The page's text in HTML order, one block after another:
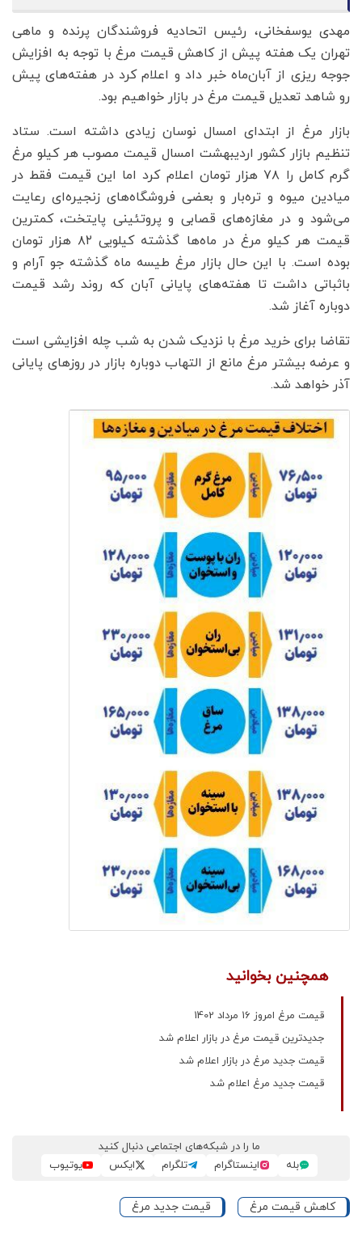
مهدی یوسفخانی، رئیس اتحادیه فروشندگان پرنده و ماهی
تهران یک هفته پیش از کاهش قیمت مرغ با توجه به افزایش
جوجه ریزی از آبان‌ماه خبر داد و اعلام کرد در هفته‌های پیش‌
رو شاهد تعدیل قیمت مرغ در بازار خواهیم بود.
بازار مرغ از ابتدای امسال نوسان زیادی داشته است. ستاد
تنظیم بازار کشور اردیبهشت امسال قیمت مصوب هر کیلو مرغ
گرم کامل را ۷۸ هزار تومان اعلام کرد اما این قیمت فقط در
میادین میوه و تره‌بار و بعضی فروشگاه‌های زنجیره‌ای رعایت
می‌شود و در مغازه‌های قصابی و پروتئینی پایتخت، کمترین
قیمت هر کیلو مرغ در ماه‌ها گذشته کیلویی ۸۲ هزار تومان
بوده است. با این حال بازار مرغ طیسه ماه گذشته جو آرام و
باثباتی داشت تا هفته‌های پایانی آبان که روند رشد قیمت
دوباره آغاز شد.
تقاضا برای خرید مرغ با نزدیک شدن به شب چله افزایشی است
و عرضه بیشتر مرغ مانع از التهاب دوباره بازار در روزهای پایانی
آذر خواهد شد.
همچنین بخوانید
قیمت مرغ امروز 16 مرداد 1402
جدیدترین قیمت مرغ در بازار اعلام شد
قیمت جدید مرغ در بازار اعلام شد
قیمت جدید مرغ اعلام شد
ما را در شبکه‌های اجتماعی دنبال کنید
بله
اینستاگرام تلگرام ایکس یوتیوب
کاهش قیمت مرغ قیمت جدید مرغ